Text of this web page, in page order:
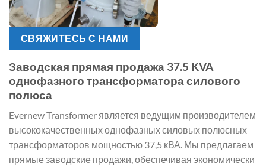
СВЯЖИТЕСЬ С НАМИ
Заводская прямая продажа 37.5 KVA
однофазного трансформатора силового
полюса
Evernew Transformer является ведущим производителем
высококачественных однофазных силовых полюсных
трансформаторов мощностью 37,5 кВА. Мы предлагаем
прямые заводские продажи, обеспечивая экономически